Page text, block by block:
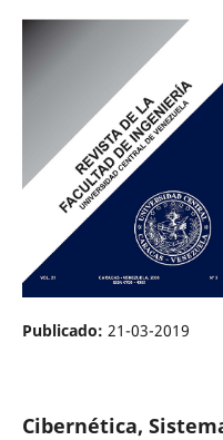
Publicado: 21-03-2019
Cibernética,